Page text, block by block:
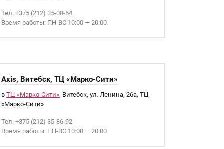
Тел. +375 (212) 35-08-64
Время работы: ПН-ВС 10:00 — 20:00
Axis, Витебск, ТЦ «Марко-Сити»
в ТЦ «Марко-Сити», Витебск, ул. Ленина, 26а, ТЦ
«Марко-Сити»
Тел. +375 (212) 35-86-92
Время работы: ПН-ВС 10:00 — 20:00